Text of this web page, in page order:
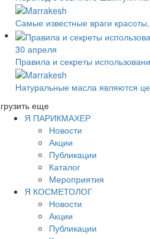
Самые известные враги
30 апреля
Правила и секреты
Натуральные масла являются
еще
Я ПАРИКМАХЕР
Новости
Акции
Публикации
Каталог
Мероприятия
Я КОСМЕТОЛОГ
Новости
Акции
Публикации